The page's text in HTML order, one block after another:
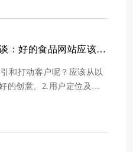
脱
准定位品牌形象。明...
网站建设公司谈：好的食品网站应该从哪些方面入手呢？
和打动客户呢？应该从以
的创意、2.用户定位及分
和吸引客户第一步，所以